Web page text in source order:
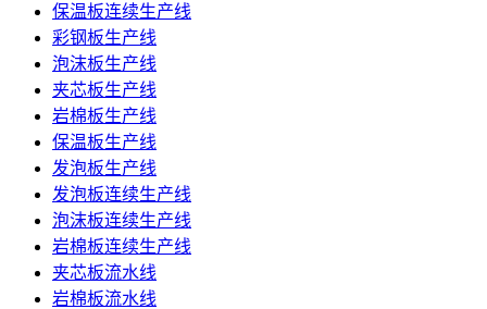
保温板连续生产线
彩钢板生产线
泡沫板生产线
夹芯板生产线
岩棉板生产线
保温板生产线
发泡板生产线
发泡板连续生产线
泡沫板连续生产线
岩棉板连续生产线
夹芯板流水线
岩棉板流水线